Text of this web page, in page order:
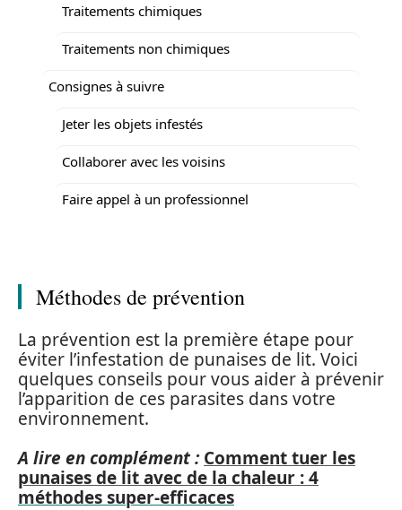
Traitements chimiques
Traitements non chimiques
Consignes à suivre
Jeter les objets infestés
Collaborer avec les voisins
Faire appel à un professionnel
Méthodes de prévention
La prévention est la première étape pour
éviter l’infestation de punaises de lit. Voici
quelques conseils pour vous aider à prévenir
l’apparition de ces parasites dans votre
environnement.
A lire en complément : Comment tuer les
punaises de lit avec de la chaleur : 4
méthodes super-efficaces